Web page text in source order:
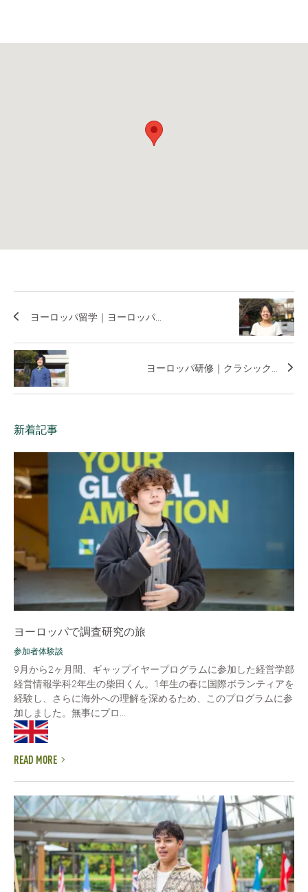
ヨーロッパ留学｜ヨーロッパ...
ヨーロッパ研修｜クラシック...
新着記事
ヨーロッパで調査研究の旅
参加者体験談
9月から2ヶ月間、ギャップイヤープログラムに参加した経営学部
経営情報学科2年生の柴田くん。1年生の春に国際ボランティアを
経験し、さらに海外への理解を深めるため、このプログラムに参
加しました。無事にプロ...
READ MORE